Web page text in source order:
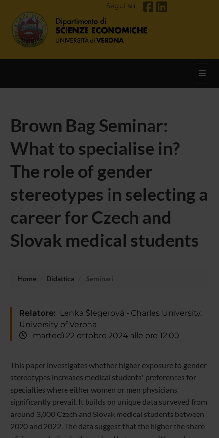
Segui su
Brown Bag Seminar:
What to specialise in?
The role of gender
stereotypes in selecting a
career for Czech and
Slovak medical students
Home Didattica Seminari
Relatore: Lenka Šlegerová - Charles University,
University of Verona
martedì 22 ottobre 2024 alle ore 12.00
This paper investigates whether higher exposure to gender
stereotypes increases medical students' preferences for
specialties where either women or men physicians
significantly prevail. It builds on unique data surveyed from
around 3,000 Czech and Slovak medical students between
2020 and 2022. The data suggest that the higher the share